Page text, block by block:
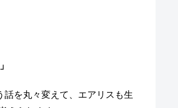
を丸々変えて、エアリスも生